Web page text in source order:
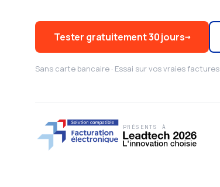
Tester gratuitement 30 jours→
Sans carte bancaire · Essai sur vos vraies factures
PRÉSENTS À